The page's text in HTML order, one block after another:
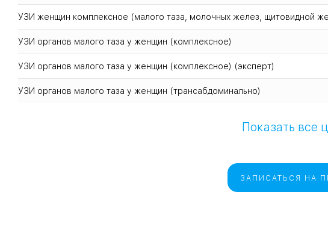
УЗИ женщин комплексное (малого таза, молочных желез, щитовидной
УЗИ органов малого таза у женщин (комплексное)
УЗИ органов малого таза у женщин (комплексное) (эксперт)
УЗИ органов малого таза у женщин (трансабдоминально)
Показать все
ЗАПИСАТЬСЯ НА